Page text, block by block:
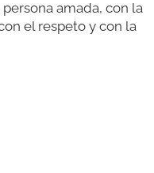
amada, con la
el respeto y con la